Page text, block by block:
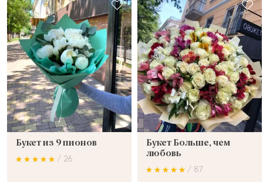
Букет из 9 пионов
/ 26
Букет Больше, чем
любовь
/ 87